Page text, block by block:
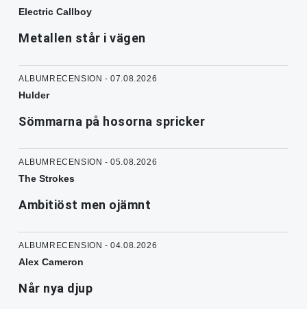
Electric Callboy
Metallen står i vägen
ALBUMRECENSION - 07.08.2026
Hulder
Sömmarna på hosorna spricker
ALBUMRECENSION - 05.08.2026
The Strokes
Ambitiöst men ojämnt
ALBUMRECENSION - 04.08.2026
Alex Cameron
Når nya djup